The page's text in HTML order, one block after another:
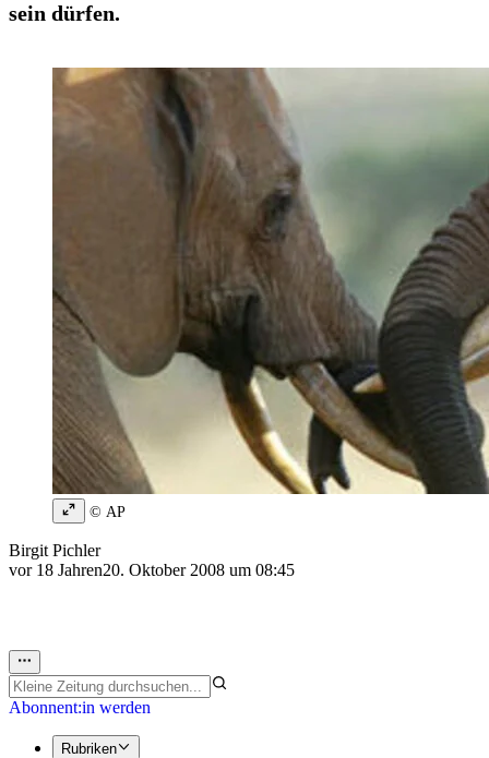
sein dürfen.
© AP
Birgit Pichler
vor 18 Jahren20. Oktober 2008 um 08:45
Abonnent:in werden
Rubriken